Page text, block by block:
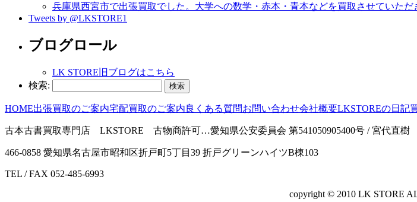
兵庫県西宮市で出張買取でした。大学への数学・赤本・青本などを買取させていただ
Tweets by @LKSTORE1
ブログロール
LK STORE旧ブログはこちら
検索:
HOME出張買取のご案内宅配買取のご案内良くある質問お問い合わせ会社概要LKSTOREの日記
古本古書買取専門店 LKSTORE 古物商許可…愛知県公安委員会 第541050905400号 / 宮代直樹
466-0858 愛知県名古屋市昭和区折戸町5丁目39 折戸グリーンハイツB棟103
TEL / FAX 052-485-6993
copyright © 2010 LK STORE